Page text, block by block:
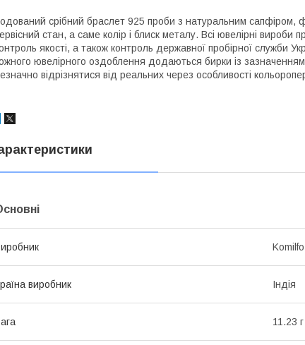
срібний браслет 925 проби з натуральним сапфіром,
стан, а саме колір і блиск металу. Всі ювелірні
якості, а також контроль державної пробірної служби
ювелірного оздоблення додаються бирки із зазначенням
відрізнятися від реальних через особливості
Komilfo
виробник Індія
11.23 г